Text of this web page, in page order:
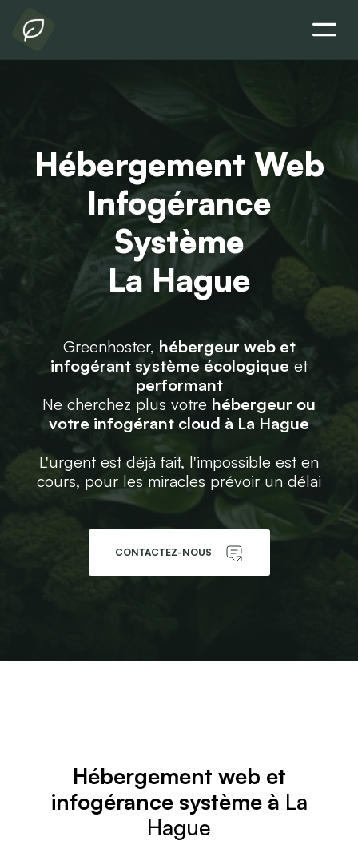
Hébergement Web
Infogérance
Système
La Hague
Greenhoster, hébergeur web et
infogérant système écologique et
performant
Ne cherchez plus votre hébergeur ou
votre infogérant cloud à La Hague
L'urgent est déjà fait, l'impossible est en
cours, pour les miracles prévoir un délai
CONTACTEZ-NOUS
Hébergement web et
infogérance système à La
Hague